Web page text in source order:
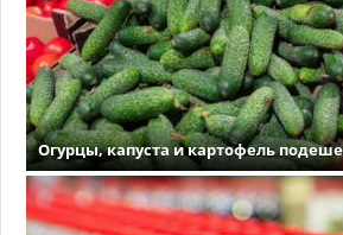
Огурцы, капуста и картофель